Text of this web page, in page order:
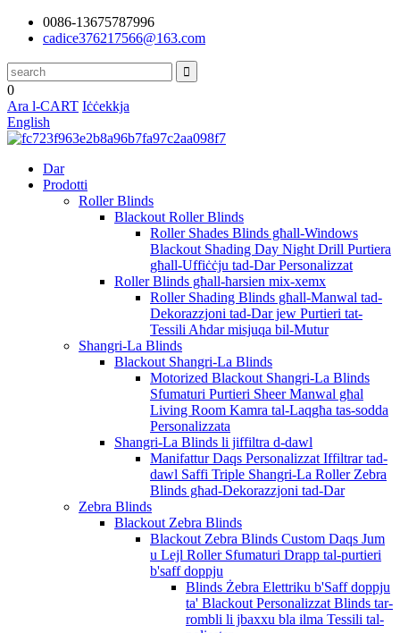
0086-13675787996
cadice376217566@163.com
0
Ara l-CART Iċċekkja
English
Dar
Prodotti
Roller Blinds
Blackout Roller Blinds
Roller Shades Blinds għall-Windows
Blackout Shading Day Night Drill Purtiera
għall-Uffiċċju tad-Dar Personalizzat
Roller Blinds għall-ħarsien mix-xemx
Roller Shading Blinds għall-Manwal tad-
Dekorazzjoni tad-Dar jew Purtieri tat-
Tessili Aħdar misjuqa bil-Mutur
Shangri-La Blinds
Blackout Shangri-La Blinds
Motorized Blackout Shangri-La Blinds
Sfumaturi Purtieri Sheer Manwal għal
Living Room Kamra tal-Laqgħa tas-sodda
Personalizzata
Shangri-La Blinds li jiffiltra d-dawl
Manifattur Daqs Personalizzat Iffiltrar tad-
dawl Saffi Triple Shangri-La Roller Zebra
Blinds għad-Dekorazzjoni tad-Dar
Zebra Blinds
Blackout Zebra Blinds
Blackout Zebra Blinds Custom Daqs Jum
u Lejl Roller Sfumaturi Drapp tal-purtieri
b'saff doppju
Blinds Żebra Elettriku b'Saff doppju
ta' Blackout Personalizzat Blinds tar-
rombli li jbaxxu bla ilma Tessili tal-